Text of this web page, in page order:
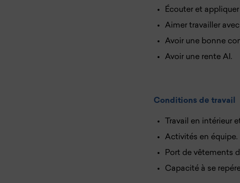
Écouter et
Aimer travailler
Avoir une bonne
Avoir une rente AI.
Conditions de travail
Travail en intérieur
Activités en équipe.
Port de vêtements
Capacité à se